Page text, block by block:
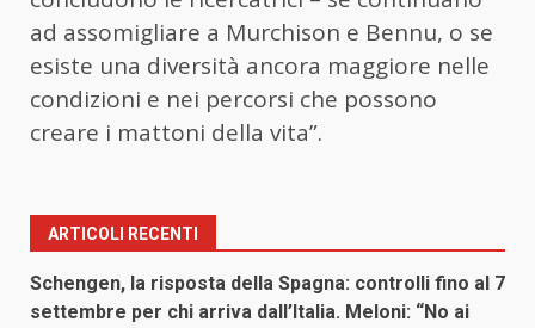
ad assomigliare a Murchison e Bennu, o se
esiste una diversità ancora maggiore nelle
condizioni e nei percorsi che possono
creare i mattoni della vita”.
ARTICOLI RECENTI
Schengen, la risposta della Spagna: controlli fino al 7
settembre per chi arriva dall’Italia. Meloni: “No ai